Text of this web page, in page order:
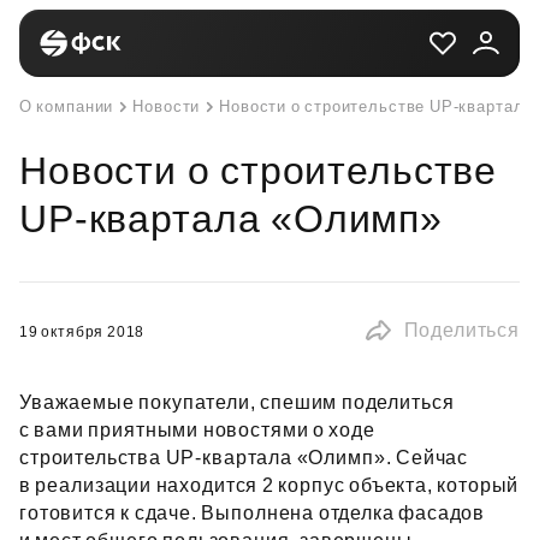
О компании Новости Новости о строительстве UP-
Новости о строительстве
UP-квартала «Олимп»
19 октября 2018 Поделиться
Уважаемые покупатели, спешим поделиться
с вами приятными новостями о ходе
строительства UP‑квартала «Олимп». Сейчас
в реализации находится 2 корпус объекта, который
готовится к сдаче. Выполнена отделка фасадов